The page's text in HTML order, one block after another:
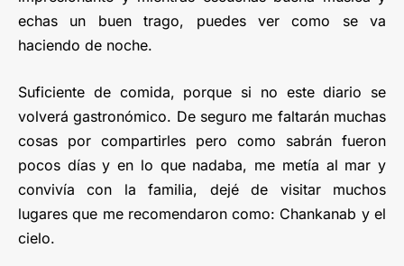
echas un buen trago, puedes ver como se va
haciendo de noche.
Suficiente de comida, porque si no este diario se
volverá gastronómico. De seguro me faltarán muchas
cosas por compartirles pero como sabrán fueron
pocos días y en lo que nadaba, me metía al mar y
convivía con la familia, dejé de visitar muchos
lugares que me recomendaron como: Chankanab y el
cielo.